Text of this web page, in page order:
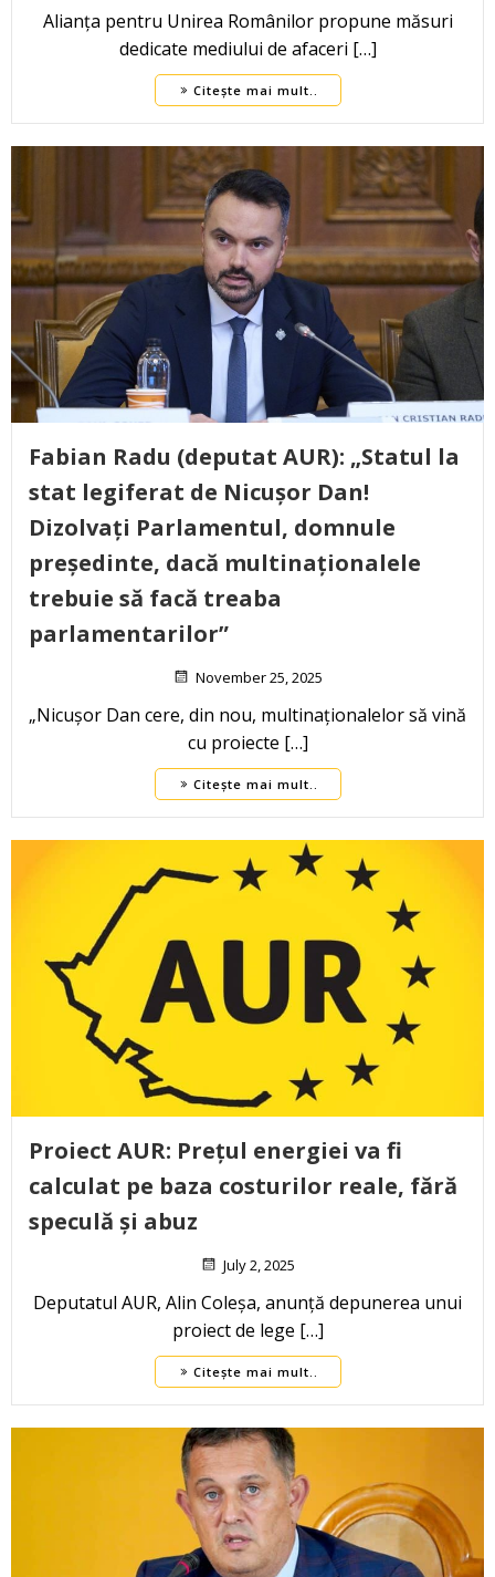
Alianța pentru Unirea Românilor propune măsuri
dedicate mediului de afaceri […]
Citește mai mult..
Fabian Radu (deputat AUR): „Statul la
stat legiferat de Nicușor Dan!
Dizolvați Parlamentul, domnule
președinte, dacă multinaționalele
trebuie să facă treaba
parlamentarilor”
November 25, 2025
„Nicușor Dan cere, din nou, multinaționalelor să vină
cu proiecte […]
Citește mai mult..
Proiect AUR: Prețul energiei va fi
calculat pe baza costurilor reale, fără
speculă și abuz
July 2, 2025
Deputatul AUR, Alin Coleșa, anunță depunerea unui
proiect de lege […]
Citește mai mult..